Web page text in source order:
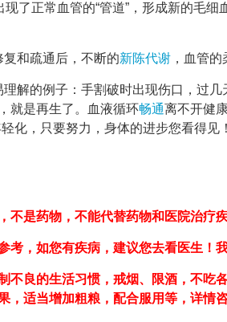
现了正常血管的“管道”，形成新的毛
和疏通后，不断的新陈代谢 ，血管
解的例子：手割破时出现伤口，过
就是再生了。血液循环畅通离不开健
化，只要努力，身体的进步您看得见！
不是药物，不能代替药物和医院治疗疾
考，如您有疾病，建议您去看医生！
不良的生活习惯，戒烟、限酒，不吃
，适当增加粗粮，配合服用等，详情